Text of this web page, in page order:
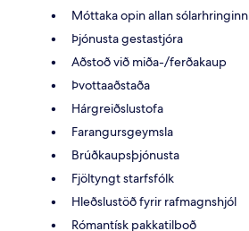
Móttaka opin allan sólarhringinn
Þjónusta gestastjóra
Aðstoð við miða-/ferðakaup
Þvottaaðstaða
Hárgreiðslustofa
Farangursgeymsla
Brúðkaupsþjónusta
Fjöltyngt starfsfólk
Hleðslustöð fyrir rafmagnshjól
Rómantísk pakkatilboð